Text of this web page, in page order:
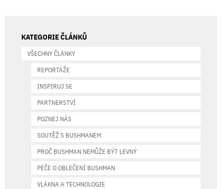
KATEGORIE ČLÁNKŮ
VŠECHNY ČLÁNKY
REPORTÁŽE
INSPIRUJ SE
PARTNERSTVÍ
POZNEJ NÁS
SOUTĚŽ S BUSHMANEM
PROČ BUSHMAN NEMŮŽE BÝT LEVNÝ
PÉČE O OBLEČENÍ BUSHMAN
VLÁKNA A TECHNOLOGIE